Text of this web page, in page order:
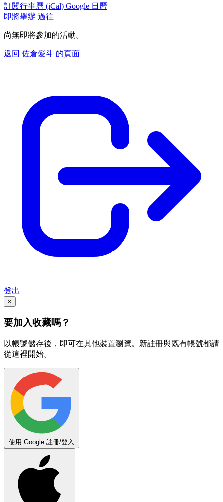
訂閱行事曆 (iCal) Google 日曆
即將舉辦 過往
尚無即將參加的活動。
返回 佐倉愛斗 的頁面
登出
×
要加入收藏嗎？
以帳號儲存後，即可在其他裝置瀏覽。新註冊與既有帳號都請
從這裡開始。
使用 Google 註冊/登入